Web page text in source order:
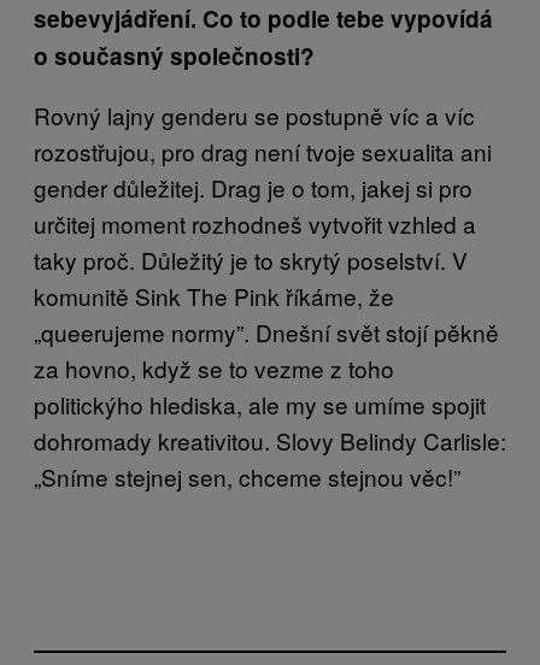
sebevyjádření. Co to podle tebe vypovídá
o současný společnosti?
Rovný lajny genderu se postupně víc a víc
rozostřujou, pro drag není tvoje sexualita ani
gender důležitej. Drag je o tom, jakej si pro
určitej moment rozhodneš vytvořit vzhled a
taky proč. Důležitý je to skrytý poselství. V
komunitě Sink The Pink říkáme, že
„queerujeme normy”. Dnešní svět stojí pěkně
za hovno, když se to vezme z toho
politickýho hlediska, ale my se umíme spojit
dohromady kreativitou. Slovy Belindy Carlisle:
„Sníme stejnej sen, chceme stejnou věc!”